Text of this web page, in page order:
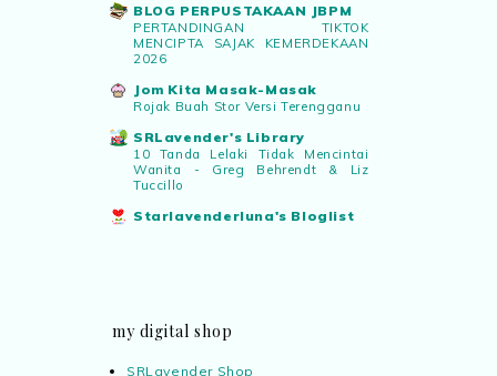
BLOG PERPUSTAKAAN JBPM
PERTANDINGAN TIKTOK
MENCIPTA SAJAK KEMERDEKAAN
2026
Jom Kita Masak-Masak
Rojak Buah Stor Versi Terengganu
SRLavender's Library
10 Tanda Lelaki Tidak Mencintai
Wanita - Greg Behrendt & Liz
Tuccillo
Starlavenderluna's Bloglist
my digital shop
SRLavender Shop